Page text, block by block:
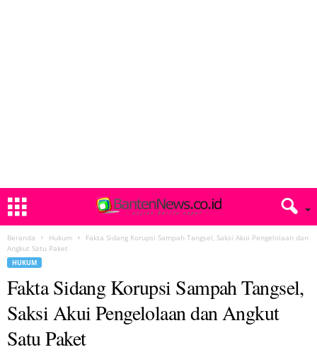
Beranda Hukum
Fakta Sidang Korupsi Sampah Tangsel, Saksi Akui Pengelolaan dan
Angkut Satu Paket
HUKUM
Fakta Sidang Korupsi Sampah Tangsel,
Saksi Akui Pengelolaan dan Angkut
Satu Paket